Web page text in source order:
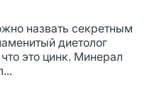
назвать секретным
диетолог
это цинк. Минерал